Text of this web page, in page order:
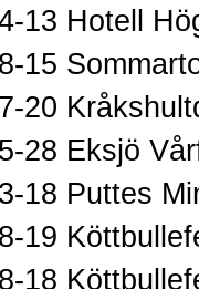
13 Hotell
15
20
28 Eksjö
18 Puttes
19
18